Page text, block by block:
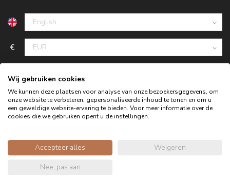
€
Wij gebruiken cookies
We kunnen deze plaatsen voor analyse van onze bezoekersgegevens, om
onze website te verbeteren, gepersonaliseerde inhoud te tonen en om u
een geweldige website-ervaring te bieden. Voor meer informatie over de
cookies die we gebruiken opent u de instellingen.
Accepteer alles
Weigeren
Nee, pas aan